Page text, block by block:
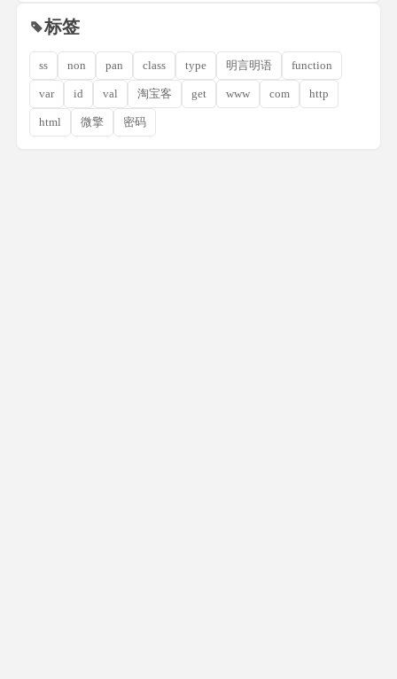
标签
ss non pan class type 明言明语 function
var id val 淘宝客 get www com http
html 微擎 密码